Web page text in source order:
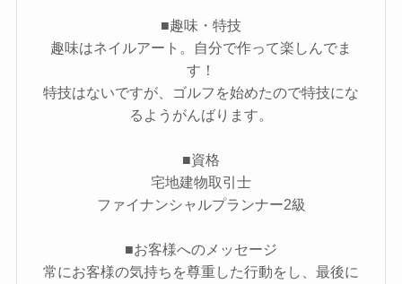
■趣味・特技
趣味はネイルアート。自分で作って楽しんでま
す！
特技はないですが、ゴルフを始めたので特技にな
るようがんばります。
■資格
宅地建物取引士
ファイナンシャルプランナー2級
■お客様へのメッセージ
常にお客様の気持ちを尊重した行動をし、最後に